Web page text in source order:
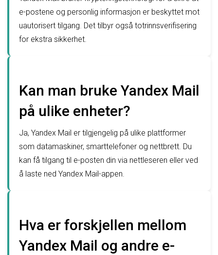
e-postene og personlig informasjon er beskyttet mot
uautorisert tilgang. Det tilbyr også totrinnsverifisering
for ekstra sikkerhet.
Kan man bruke Yandex Mail
på ulike enheter?
Ja, Yandex Mail er tilgjengelig på ulike plattformer
som datamaskiner, smarttelefoner og nettbrett. Du
kan få tilgang til e-posten din via nettleseren eller ved
å laste ned Yandex Mail-appen.
Hva er forskjellen mellom
Yandex Mail og andre e-